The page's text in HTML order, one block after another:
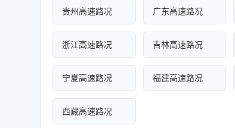
贵州高速路况 广东高速路况
浙江高速路况 吉林高速路况
宁夏高速路况 福建高速路况
西藏高速路况